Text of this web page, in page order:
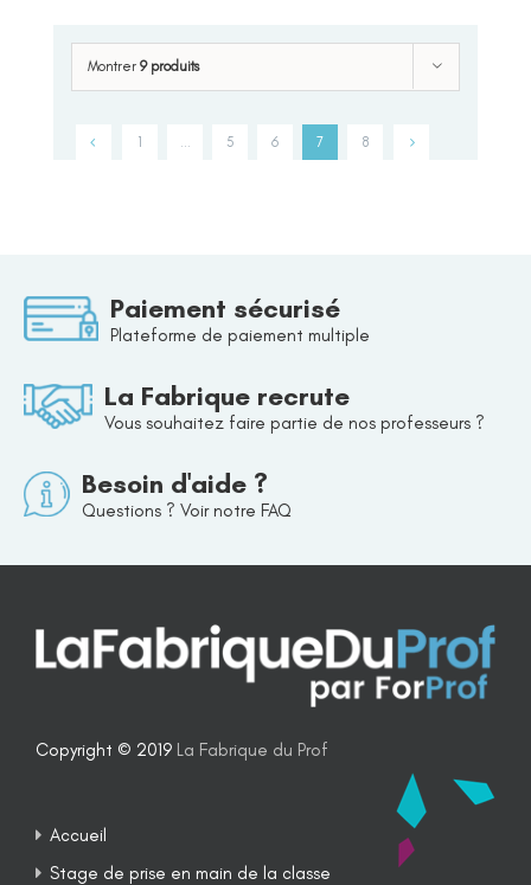
Montrer 9 produits
1 5 6 7 8
Paiement sécurisé
Plateforme de paiement multiple
La Fabrique recrute
Vous souhaitez faire partie de nos professeurs ?
Besoin d'aide ?
Questions ? Voir notre FAQ
Copyright © 2019 La Fabrique du Prof
Accueil
Stage de prise en main de la classe